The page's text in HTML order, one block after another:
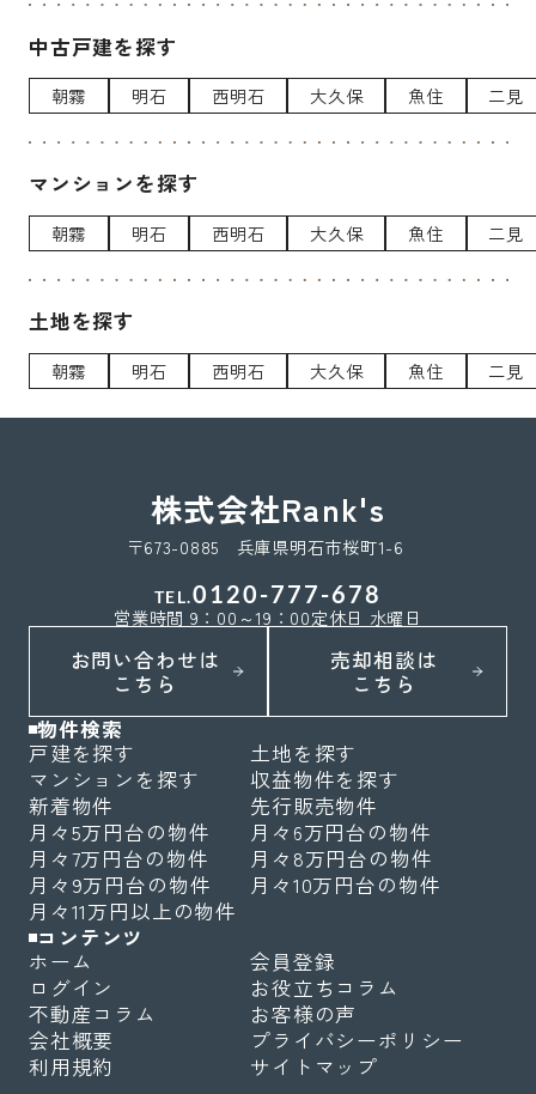
中古戸建を探す
朝霧 明石 西明石 大久保 魚住 二見
マンションを探す
朝霧 明石 西明石 大久保 魚住 二見
土地を探す
朝霧 明石 西明石 大久保 魚住 二見
株式会社Rank's
〒673-0885 兵庫県明石市桜町1-6
TEL.0120-777-678
営業時間 9：00～19：00定休日 水曜日
お問い合わせは
こちら
売却相談は
こちら
物件検索
戸建を探す
土地を探す
マンションを探す
収益物件を探す
新着物件
先行販売物件
月々5万円台の物件
月々6万円台の物件
月々7万円台の物件
月々8万円台の物件
月々9万円台の物件
月々10万円台の物件
月々11万円以上の物件
コンテンツ
ホーム
会員登録
ログイン
お役立ちコラム
不動産コラム
お客様の声
会社概要
プライバシーポリシー
利用規約
サイトマップ